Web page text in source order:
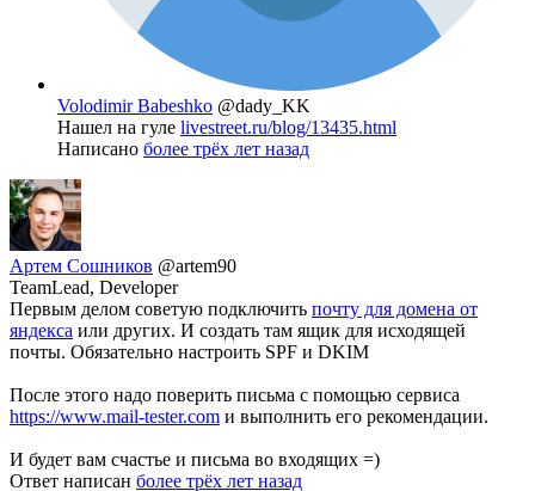
Volodimir Babeshko @dady_KK
Нашел на гуле livestreet.ru/blog/13435.html
Написано более трёх лет назад
Артем Сошников @artem90
TeamLead, Developer
Первым делом советую подключить почту для домена от
яндекса или других. И создать там ящик для исходящей
почты. Обязательно настроить SPF и DKIM
После этого надо поверить письма с помощью сервиса
https://www.mail-tester.com и выполнить его рекомендации.
И будет вам счастье и письма во входящих =)
Ответ написан более трёх лет назад